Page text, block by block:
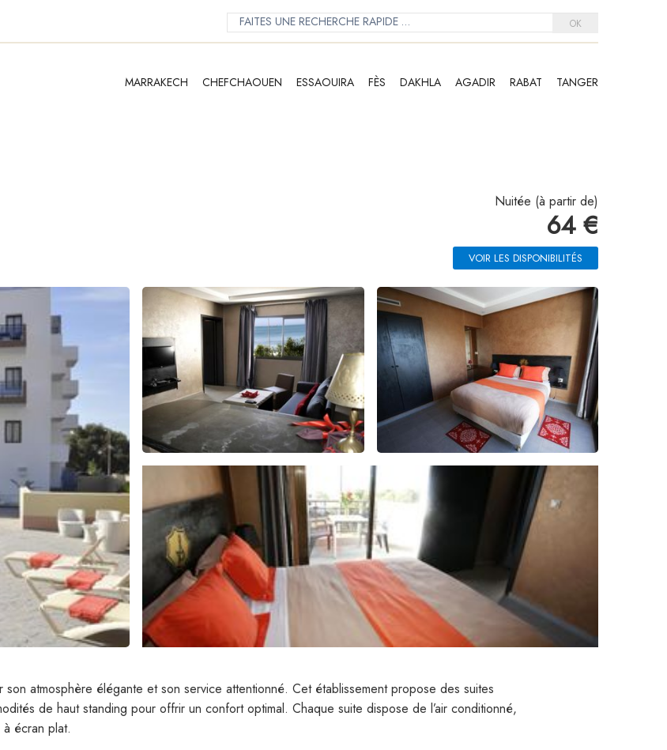
OK
MARRAKECH CHEFCHAOUEN ESSAOUIRA FÈS DAKHLA AGADIR RABAT TANGER
Nuitée (à partir de)
64 €
VOIR LES DISPONIBILITÉS
atmosphère élégante et son service attentionné. Cet établissement propose des suites
de haut standing pour offrir un confort optimal. Chaque suite dispose de l’air conditionné,
à écran plat.